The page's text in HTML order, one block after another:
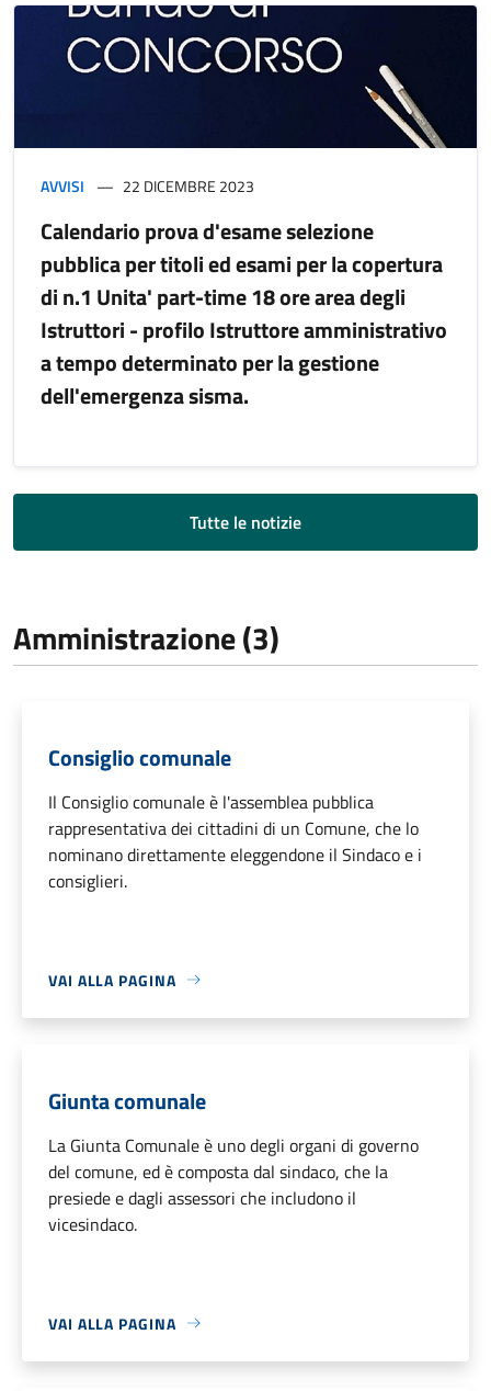
AVVISI 22 DICEMBRE 2023
Calendario prova d'esame selezione
pubblica per titoli ed esami per la copertura
di n.1 Unita' part-time 18 ore area degli
Istruttori - profilo Istruttore amministrativo
a tempo determinato per la gestione
dell'emergenza sisma.
Tutte le notizie
Amministrazione (3)
Consiglio comunale
Il Consiglio comunale è l'assemblea pubblica
rappresentativa dei cittadini di un Comune, che lo
nominano direttamente eleggendone il Sindaco e i
consiglieri.
VAI ALLA PAGINA
Giunta comunale
La Giunta Comunale è uno degli organi di governo
del comune, ed è composta dal sindaco, che la
presiede e dagli assessori che includono il
vicesindaco.
VAI ALLA PAGINA